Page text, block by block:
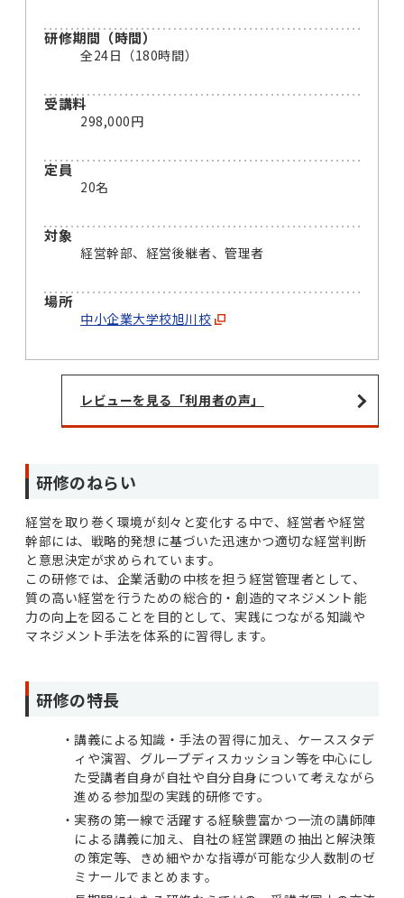
研修期間（時間）
全24日（180時間）
受講料
298,000円
定員
20名
対象
経営幹部、経営後継者、管理者
場所
中小企業大学校旭川校
レビューを見る「利用者の声」
研修のねらい
経営を取り巻く環境が刻々と変化する中で、経営者や経営
幹部には、戦略的発想に基づいた迅速かつ適切な経営判断
と意思決定が求められています。
この研修では、企業活動の中核を担う経営管理者として、
質の高い経営を行うための総合的・創造的マネジメント能
力の向上を図ることを目的として、実践につながる知識や
マネジメント手法を体系的に習得します。
研修の特長
講義による知識・手法の習得に加え、ケーススタデ
ィや演習、グループディスカッション等を中心にし
た受講者自身が自社や自分自身について考えながら
進める参加型の実践的研修です。
実務の第一線で活躍する経験豊富かつ一流の講師陣
による講義に加え、自社の経営課題の抽出と解決策
の策定等、きめ細やかな指導が可能な少人数制のゼ
ミナールでまとめます。